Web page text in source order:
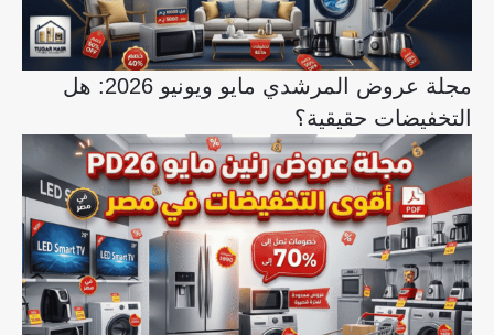
مجلة عروض المرشدي مايو ويونيو 2026: هل
التخفيضات حقيقية؟